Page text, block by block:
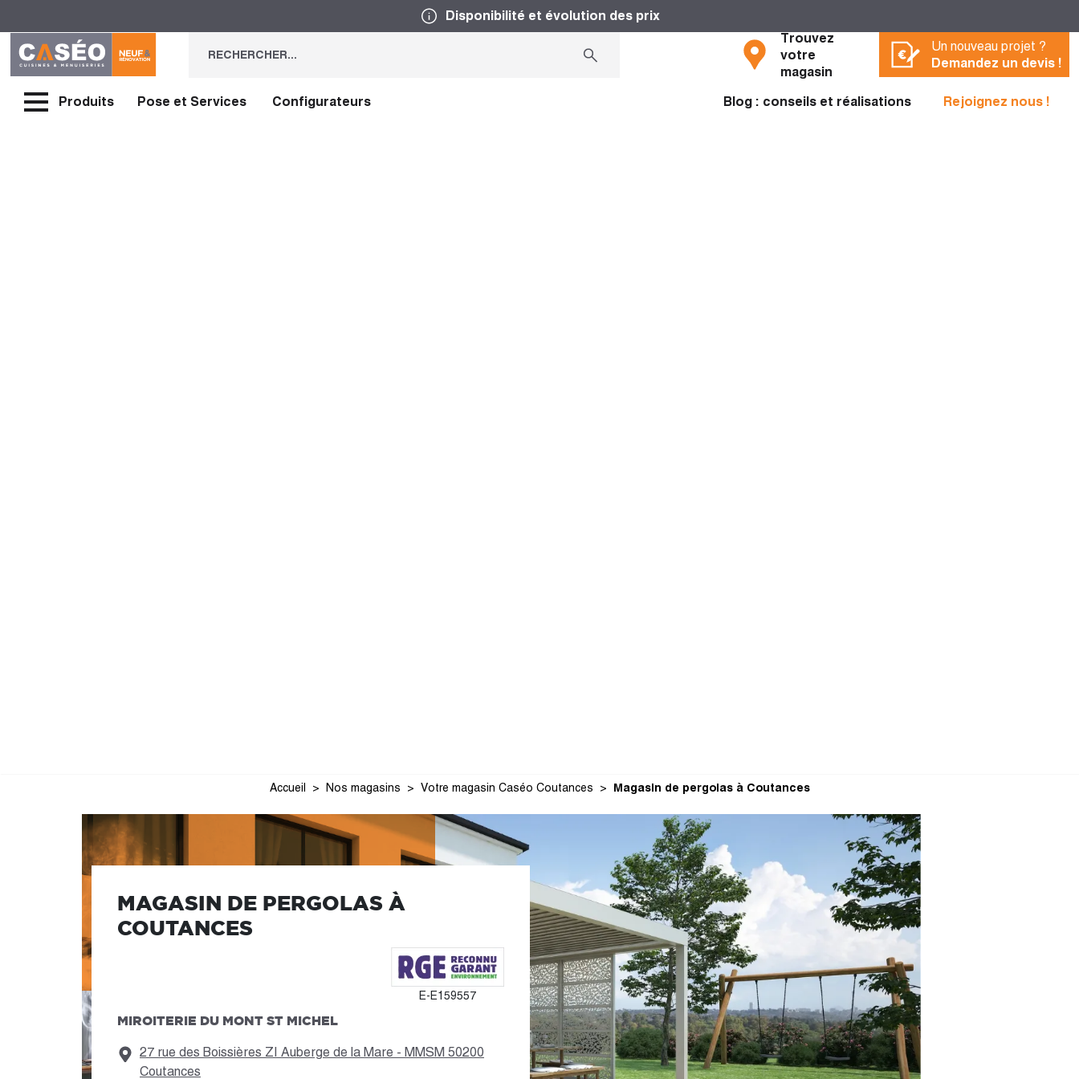
Disponibilité et évolution des prix
Trouvez
votre
magasin
Un nouveau projet ?
Demandez un devis !
Produits Pose et Services Configurateurs Blog : conseils et réalisations Rejoignez nous !
Accueil Nos magasins Votre magasin Caséo Coutances Magasin de pergolas à Coutances
MAGASIN DE PERGOLAS À
COUTANCES
E-E159557
MIROITERIE DU MONT ST MICHEL
27 rue des Boissières ZI Auberge de la Mare - MMSM 50200
Coutances